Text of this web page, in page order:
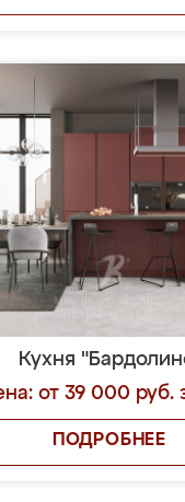
Кухня
от 39 000 руб.
ПОДРОБНЕЕ